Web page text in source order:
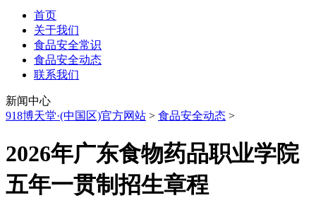
首页
关于我们
食品安全常识
食品安全动态
联系我们
新闻中心
918博天堂·(中国区)官方网站 > 食品安全动态 >
2026年广东食物药品职业学院
五年一贯制招生章程